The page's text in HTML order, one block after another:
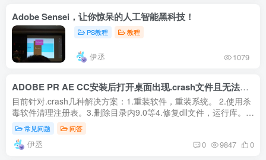
Adobe Sensei，让你惊呆的人工智能黑科技！
PS教程 教程
伊丞 1079
ADOBE PR AE CC安装后打开桌面出现.crash文件且无法运行
目前针对.crash几种解决方案：1.重装软件，重装系统。 2.使用杀
毒软件清理注册表。3.删除目录内9.0等4.修复dll文件，运行库。5.
重新安装creative cloud ，将软件升级更新至最新版。使用官方
清...
常见问题 问答
伊丞 0 9847 0